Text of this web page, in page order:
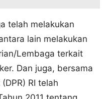
telah melakukan
lain melakukan
Lembaga terkait
Dan juga, bersama
RI telah